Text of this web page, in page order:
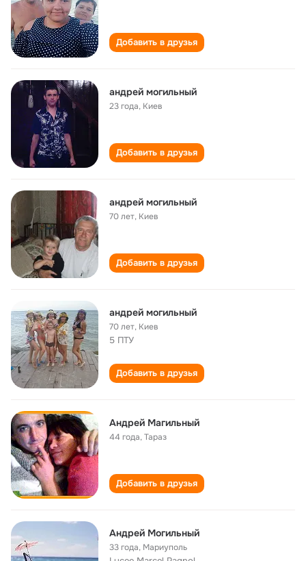
Добавить в друзья
андрей могильный
23 года, Киев
Добавить в друзья
андрей могильный
70 лет, Киев
Добавить в друзья
андрей могильный
70 лет, Киев
5 ПТУ
Добавить в друзья
Андрей Магильный
44 года,Тараз
Добавить в друзья
Андрей Могильный
33 года, Мариуполь